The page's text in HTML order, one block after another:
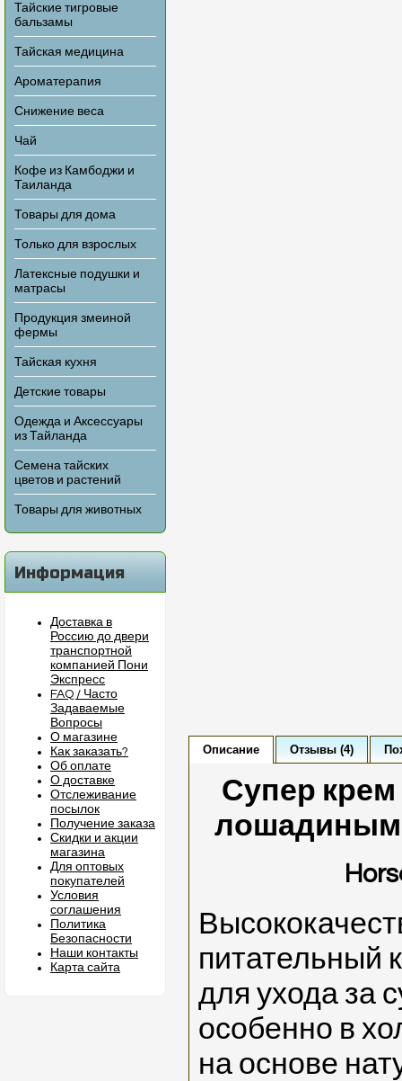
Тайские тигровые
бальзамы
Тайская медицина
Ароматерапия
Снижение веса
Чай
Кофе из Камбоджи и
Таиланда
Товары для дома
Только для взрослых
Латексные подушки и
матрасы
Продукция змеиной
фермы
Тайская кухня
Детские товары
Одежда и Аксессуары
из Тайланда
Семена тайских
цветов и растений
Товары для животных
Информация
Доставка в
Россию до двери
транспортной
компанией Пони
Экспресс
FAQ / Часто
Задаваемые
Вопросы
О магазине
Как заказать?
Об оплате
О доставке
Отслеживание
посылок
Получение заказа
Скидки и акции
магазина
Для оптовых
покупателей
Условия
соглашения
Политика
Безопасности
Наши контакты
Карта сайта
Описание Отзывы (4)
Супер крем
лошадиным
питательный
для ухода за
особенно в
на основе